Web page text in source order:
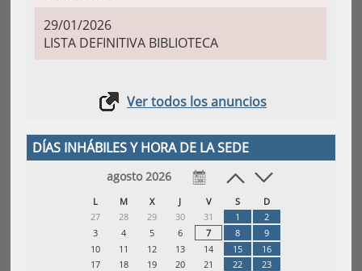
29/01/2026
LISTA DEFINITIVA BIBLIOTECA
Ver todos los anuncios
DÍAS INHÁBILES Y HORA DE LA SEDE
agosto 2026
L M X J V S
D
27
28 29 30 31 1
2
3
4 5 6 7 8
9
10
11 12 13 14 15
16
17
18 19 20 21 22
23